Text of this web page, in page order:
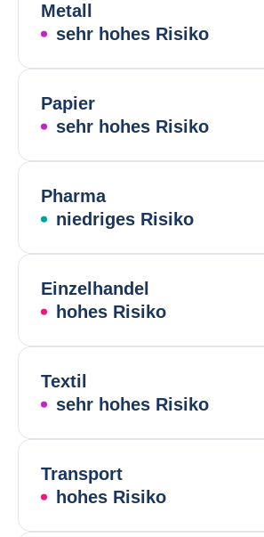
Metall
sehr hohes Risiko
Papier
sehr hohes Risiko
Pharma
niedriges Risiko
Einzelhandel
hohes Risiko
Textil
sehr hohes Risiko
Transport
hohes Risiko